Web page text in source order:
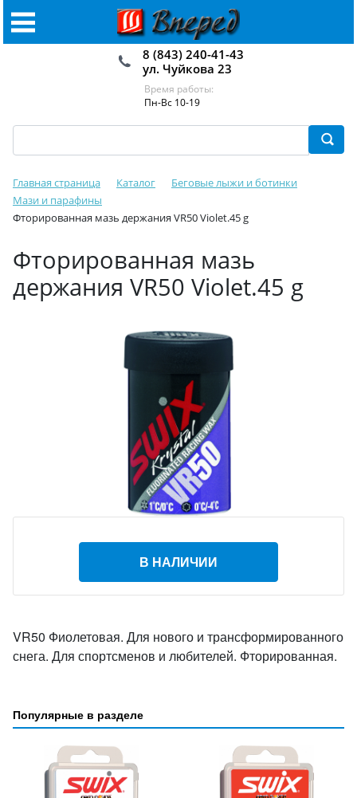
8 (843) 240-41-43
ул. Чуйкова 23
Время работы:
Пн-Вс 10-19
Главная страница Каталог
Беговые лыжи и ботинки
Мази и парафины
Фторированная мазь держания VR50 Violet.45 g
Фторированная мазь
держания VR50 Violet.45 g
В НАЛИЧИИ
VR50 Фиолетовая. Для нового и трансформированного
снега. Для спортсменов и любителей. Фторированная.
Популярные в разделе